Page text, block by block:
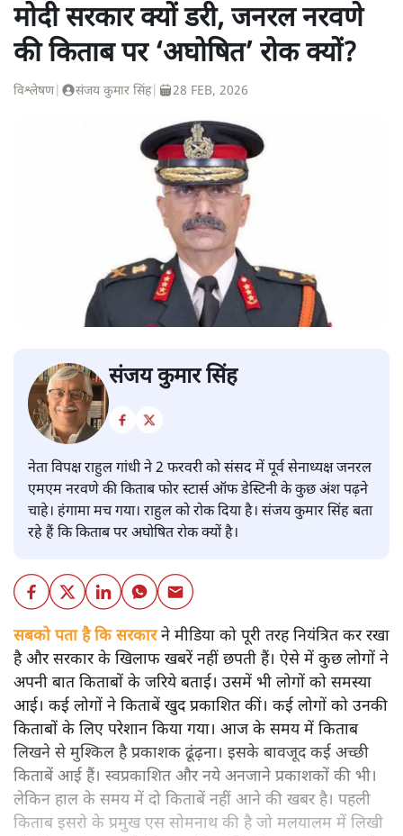
मोदी सरकार क्यों डरी, जनरल नरवणे
की किताब पर ‘अघोषित’ रोक क्यों?
विश्लेषण| संजय कुमार सिंह| 28 FEB, 2026
संजय कुमार सिंह
नेता विपक्ष राहुल गांधी ने 2 फरवरी को संसद में पूर्व सेनाध्यक्ष जनरल
एमएम नरवणे की किताब फोर स्टार्स ऑफ डेस्टिनी के कुछ अंश पढ़ने
चाहे। हंगामा मच गया। राहुल को रोक दिया है। संजय कुमार सिंह बता
रहे हैं कि किताब पर अघोषित रोक क्यों है।
सबको पता है कि सरकारने मीडिया को पूरी तरह नियंत्रित कर रखा
है और सरकार के खिलाफ खबरें नहीं छपती हैं। ऐसे में कुछ लोगों ने
अपनी बात किताबों के जरिये बताई। उसमें भी लोगों को समस्या
आई। कई लोगों ने किताबें खुद प्रकाशित कीं। कई लोगों को उनकी
किताबों के लिए परेशान किया गया। आज के समय में किताब
लिखने से मुश्किल है प्रकाशक ढूंढ़ना। इसके बावजूद कई अच्छी
किताबें आई हैं। स्वप्रकाशित और नये अनजाने प्रकाशकों की भी।
लेकिन हाल के समय में दो किताबें नहीं आने की खबर है। पहली
किताब इसरो के प्रमुख एस सोमनाथ की है जो मलयालम में लिखी